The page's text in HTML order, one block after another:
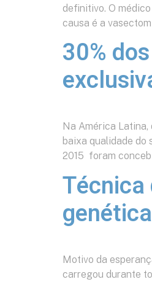
definitivo. O
causa é a
30%
Na América
baixa qualidade do
2015 foram
Técnica
Motivo da
carregou durante